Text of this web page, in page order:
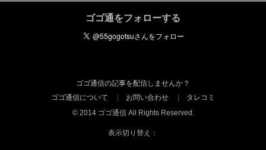
ゴゴ通をフォローする
ゴゴ通信の記事を配信しませんか？
ゴゴ通信について
お問い合わせ
タレコミ
© 2014 ゴゴ通信 All Rights Reserved.
表示切り替え：